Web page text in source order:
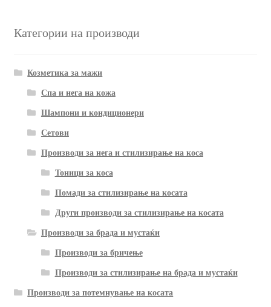
Категории на производи
Козметика за мажи
Спа и нега на кожа
Шампони и кондиционери
Сетови
Производи за нега и стилизирање на коса
Тоници за коса
Помади за стилизирање на косата
Други производи за стилизирање на косата
Производи за брада и мустаќи
Производи за бричење
Производи за стилизирање на брада и мустаќи
Производи за потемнување на косата